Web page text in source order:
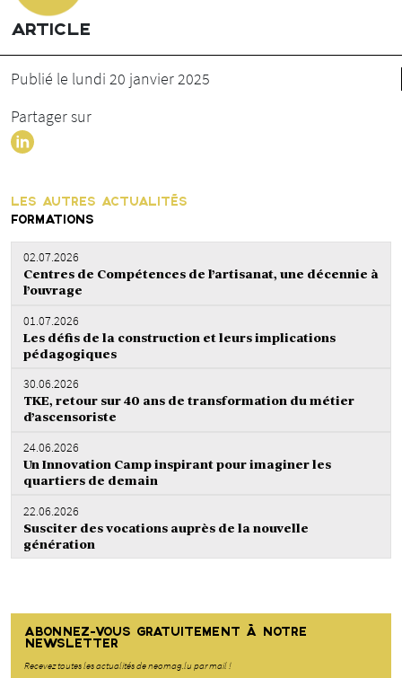
ARTICLE
Publié le lundi 20 janvier 2025
Partager sur
LES AUTRES ACTUALITÉS
FORMATIONS
02.07.2026
Centres de Compétences de l’artisanat, une décennie à
l’ouvrage
01.07.2026
Les défis de la construction et leurs implications
pédagogiques
30.06.2026
TKE, retour sur 40 ans de transformation du métier
d’ascensoriste
24.06.2026
Un Innovation Camp inspirant pour imaginer les
quartiers de demain
22.06.2026
Susciter des vocations auprès de la nouvelle
génération
ABONNEZ-VOUS GRATUITEMENT À NOTRE
NEWSLETTER
Recevez toutes les actualités de neomag.lu par mail !